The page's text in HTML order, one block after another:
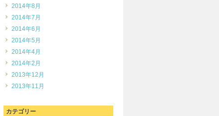
2014年8月
2014年7月
2014年6月
2014年5月
2014年4月
2014年2月
2013年12月
2013年11月
カテゴリー